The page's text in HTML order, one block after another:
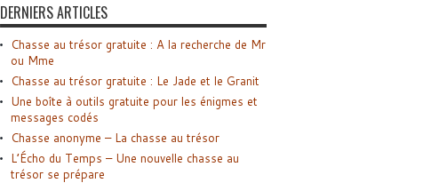
DERNIERS ARTICLES
Chasse au trésor gratuite : A la recherche de Mr
ou Mme
Chasse au trésor gratuite : Le Jade et le Granit
Une boîte à outils gratuite pour les énigmes et
messages codés
Chasse anonyme – La chasse au trésor
L’Écho du Temps – Une nouvelle chasse au
trésor se prépare